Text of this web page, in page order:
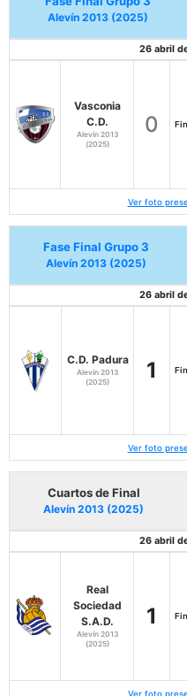
Alevín 2013 (2025)
26 abril
Vasconia
C.D.
Alevín 2013
(2025)
0
Ver foto
Fase Final Grupo 3
Alevín 2013 (2025)
26 abril
C.D. Padura
Alevín 2013
(2025)
1
Ver foto
Cuartos de Final
Alevín 2013 (2025)
26 abril
Real
Sociedad
S.A.D.
Alevín 2013
(2025)
1
Ver foto